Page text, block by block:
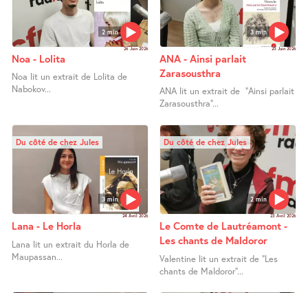
2 min
26 Juin 2026
Noa - Lolita
Noa lit un extrait de Lolita de
Nabokov...
3 min
25 Juin 2026
ANA - Ainsi parlait
Zarasousthra
ANA lit un extrait de "Ainsi parlait
Zarasousthra"...
3 min
Du côté de chez Jules
24 Avril 2026
Lana - Le Horla
Lana lit un extrait du Horla de
Maupassan...
2 min
Du côté de chez Jules
23 Avril 2026
Le Comte de Lautréamont -
Les chants de Maldoror
Valentine lit un extrait de "Les
chants de Maldoror"...